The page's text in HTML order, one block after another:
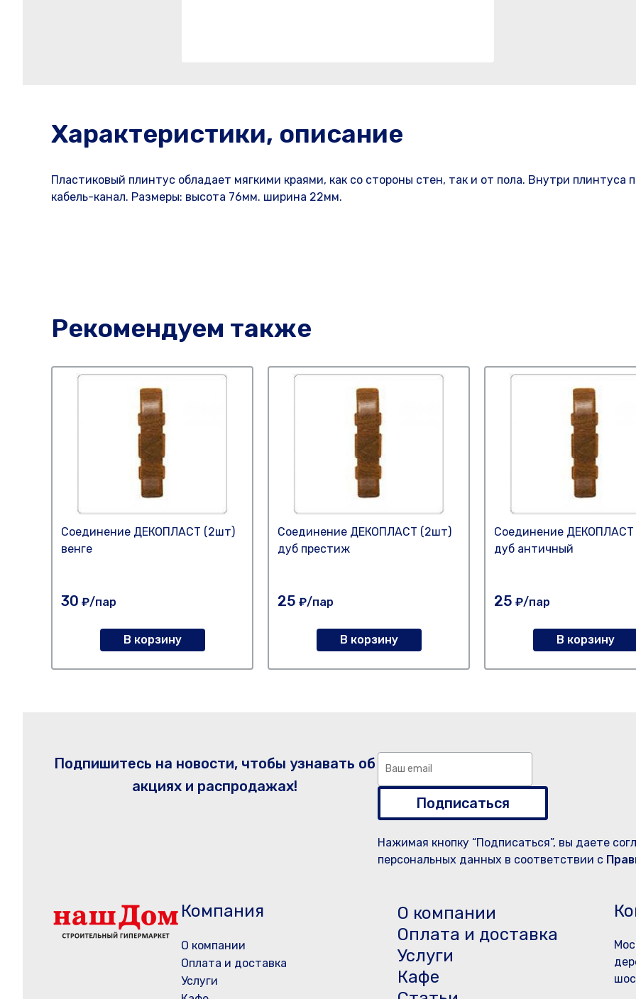
Характеристики, описание
Пластиковый плинтус обладает мягкими краями, как со стороны стен, так и от пола. Внутри плинтуса
кабель-канал. Размеры: высота 76мм. ширина 22мм.
Рекомендуем также
Соединение ДЕКОПЛАСТ (2шт)
венге
30 ₽/пар
В корзину
Соединение ДЕКОПЛАСТ (2шт)
дуб престиж
25 ₽/пар
В корзину
Соединение
дуб античный
25 ₽/пар
В корзину
Подпишитесь на новости, чтобы узнавать об
акциях и распродажах!
Подписаться
Нажимая кнопку “Подписаться”, вы даете
персональных данных в соответствии с
Компания
О компании
Оплата и доставка
Услуги
О компании
Оплата и доставка
Услуги
Кафе